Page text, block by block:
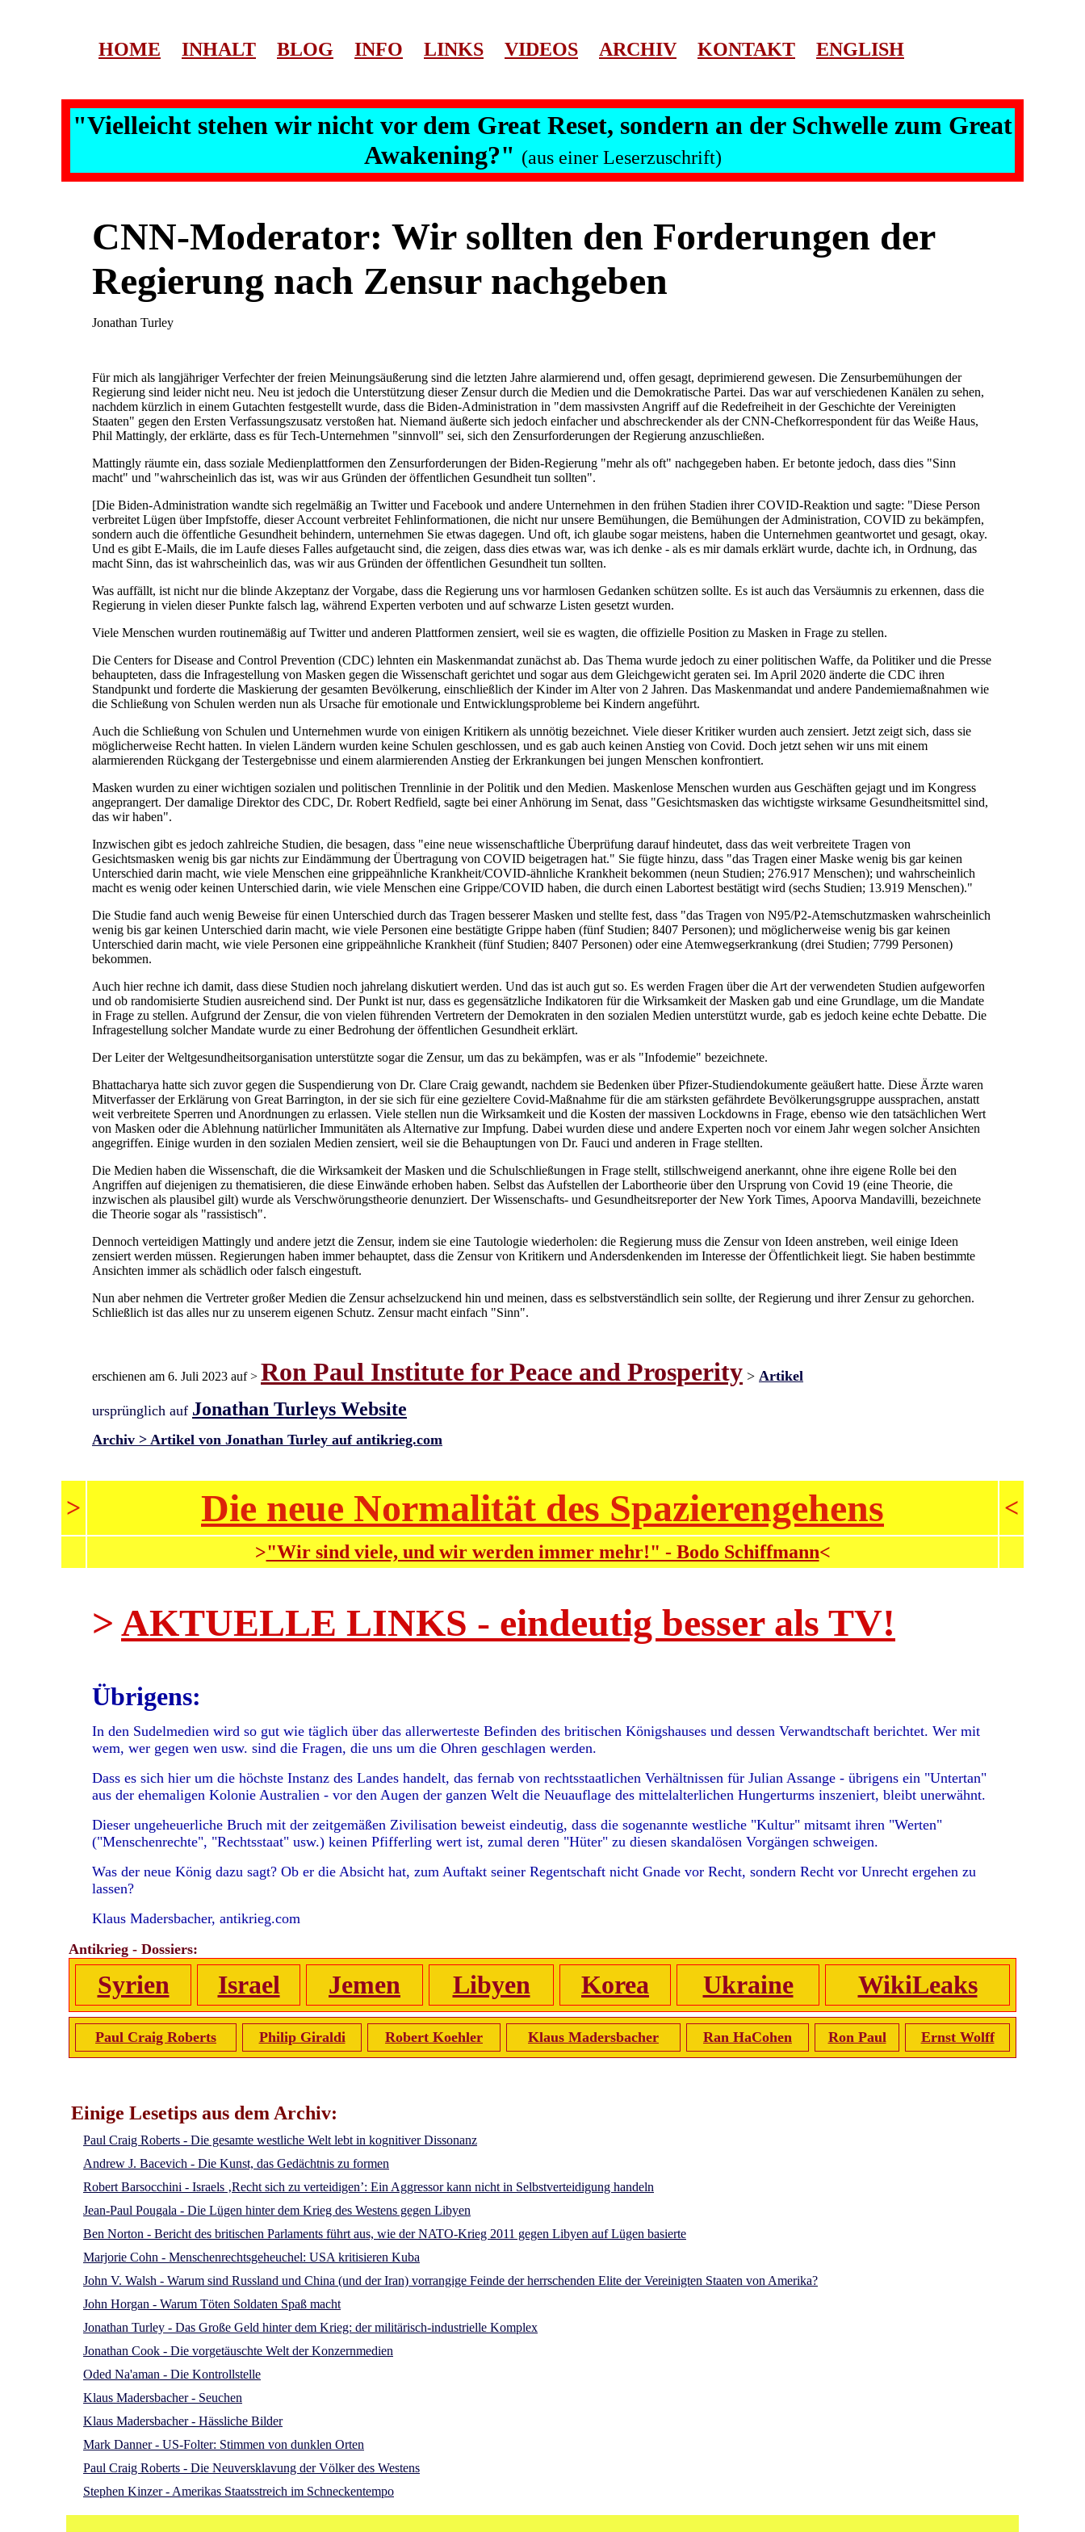
HOME INHALT BLOG INFO LINKS VIDEOS ARCHIV KONTAKT ENGLISH
"Vielleicht stehen wir nicht vor dem Great Reset, sondern an der Schwelle zum Great
Awakening?" (aus einer Leserzuschrift)
CNN-Moderator: Wir sollten den Forderungen der
Regierung nach Zensur nachgeben
Jonathan Turley
Für mich als langjähriger Verfechter der freien Meinungsäußerung sind die letzten Jahre alarmierend und, offen gesagt, deprimierend gewesen. Die Zensurbemühungen der
Regierung sind leider nicht neu. Neu ist jedoch die Unterstützung dieser Zensur durch die Medien und die Demokratische Partei. Das war auf verschiedenen Kanälen zu sehen,
nachdem kürzlich in einem Gutachten festgestellt wurde, dass die Biden-Administration in "dem massivsten Angriff auf die Redefreiheit in der Geschichte der Vereinigten
Staaten" gegen den Ersten Verfassungszusatz verstoßen hat. Niemand äußerte sich jedoch einfacher und abschreckender als der CNN-Chefkorrespondent für das Weiße Haus,
Phil Mattingly, der erklärte, dass es für Tech-Unternehmen "sinnvoll" sei, sich den Zensurforderungen der Regierung anzuschließen.
Mattingly räumte ein, dass soziale Medienplattformen den Zensurforderungen der Biden-Regierung "mehr als oft" nachgegeben haben. Er betonte jedoch, dass dies "Sinn
macht" und "wahrscheinlich das ist, was wir aus Gründen der öffentlichen Gesundheit tun sollten".
[Die Biden-Administration wandte sich regelmäßig an Twitter und Facebook und andere Unternehmen in den frühen Stadien ihrer COVID-Reaktion und sagte: "Diese Person
verbreitet Lügen über Impfstoffe, dieser Account verbreitet Fehlinformationen, die nicht nur unsere Bemühungen, die Bemühungen der Administration, COVID zu bekämpfen,
sondern auch die öffentliche Gesundheit behindern, unternehmen Sie etwas dagegen. Und oft, ich glaube sogar meistens, haben die Unternehmen geantwortet und gesagt, okay.
Und es gibt E-Mails, die im Laufe dieses Falles aufgetaucht sind, die zeigen, dass dies etwas war, was ich denke - als es mir damals erklärt wurde, dachte ich, in Ordnung, das
macht Sinn, das ist wahrscheinlich das, was wir aus Gründen der öffentlichen Gesundheit tun sollten.
Was auffällt, ist nicht nur die blinde Akzeptanz der Vorgabe, dass die Regierung uns vor harmlosen Gedanken schützen sollte. Es ist auch das Versäumnis zu erkennen, dass die
Regierung in vielen dieser Punkte falsch lag, während Experten verboten und auf schwarze Listen gesetzt wurden.
Viele Menschen wurden routinemäßig auf Twitter und anderen Plattformen zensiert, weil sie es wagten, die offizielle Position zu Masken in Frage zu stellen.
Die Centers for Disease and Control Prevention (CDC) lehnten ein Maskenmandat zunächst ab. Das Thema wurde jedoch zu einer politischen Waffe, da Politiker und die Presse
behaupteten, dass die Infragestellung von Masken gegen die Wissenschaft gerichtet und sogar aus dem Gleichgewicht geraten sei. Im April 2020 änderte die CDC ihren
Standpunkt und forderte die Maskierung der gesamten Bevölkerung, einschließlich der Kinder im Alter von 2 Jahren. Das Maskenmandat und andere Pandemiemaßnahmen wie
die Schließung von Schulen werden nun als Ursache für emotionale und Entwicklungsprobleme bei Kindern angeführt.
Auch die Schließung von Schulen und Unternehmen wurde von einigen Kritikern als unnötig bezeichnet. Viele dieser Kritiker wurden auch zensiert. Jetzt zeigt sich, dass sie
möglicherweise Recht hatten. In vielen Ländern wurden keine Schulen geschlossen, und es gab auch keinen Anstieg von Covid. Doch jetzt sehen wir uns mit einem
alarmierenden Rückgang der Testergebnisse und einem alarmierenden Anstieg der Erkrankungen bei jungen Menschen konfrontiert.
Masken wurden zu einer wichtigen sozialen und politischen Trennlinie in der Politik und den Medien. Maskenlose Menschen wurden aus Geschäften gejagt und im Kongress
angeprangert. Der damalige Direktor des CDC, Dr. Robert Redfield, sagte bei einer Anhörung im Senat, dass "Gesichtsmasken das wichtigste wirksame Gesundheitsmittel sind,
das wir haben".
Inzwischen gibt es jedoch zahlreiche Studien, die besagen, dass "eine neue wissenschaftliche Überprüfung darauf hindeutet, dass das weit verbreitete Tragen von
Gesichtsmasken wenig bis gar nichts zur Eindämmung der Übertragung von COVID beigetragen hat." Sie fügte hinzu, dass "das Tragen einer Maske wenig bis gar keinen
Unterschied darin macht, wie viele Menschen eine grippeähnliche Krankheit/COVID-ähnliche Krankheit bekommen (neun Studien; 276.917 Menschen); und wahrscheinlich
macht es wenig oder keinen Unterschied darin, wie viele Menschen eine Grippe/COVID haben, die durch einen Labortest bestätigt wird (sechs Studien; 13.919 Menschen)."
Die Studie fand auch wenig Beweise für einen Unterschied durch das Tragen besserer Masken und stellte fest, dass "das Tragen von N95/P2-Atemschutzmasken wahrscheinlich
wenig bis gar keinen Unterschied darin macht, wie viele Personen eine bestätigte Grippe haben (fünf Studien; 8407 Personen); und möglicherweise wenig bis gar keinen
Unterschied darin macht, wie viele Personen eine grippeähnliche Krankheit (fünf Studien; 8407 Personen) oder eine Atemwegserkrankung (drei Studien; 7799 Personen)
bekommen.
Auch hier rechne ich damit, dass diese Studien noch jahrelang diskutiert werden. Und das ist auch gut so. Es werden Fragen über die Art der verwendeten Studien aufgeworfen
und ob randomisierte Studien ausreichend sind. Der Punkt ist nur, dass es gegensätzliche Indikatoren für die Wirksamkeit der Masken gab und eine Grundlage, um die Mandate
in Frage zu stellen. Aufgrund der Zensur, die von vielen führenden Vertretern der Demokraten in den sozialen Medien unterstützt wurde, gab es jedoch keine echte Debatte. Die
Infragestellung solcher Mandate wurde zu einer Bedrohung der öffentlichen Gesundheit erklärt.
Der Leiter der Weltgesundheitsorganisation unterstützte sogar die Zensur, um das zu bekämpfen, was er als "Infodemie" bezeichnete.
Bhattacharya hatte sich zuvor gegen die Suspendierung von Dr. Clare Craig gewandt, nachdem sie Bedenken über Pfizer-Studiendokumente geäußert hatte. Diese Ärzte waren
Mitverfasser der Erklärung von Great Barrington, in der sie sich für eine gezieltere Covid-Maßnahme für die am stärksten gefährdete Bevölkerungsgruppe aussprachen, anstatt
weit verbreitete Sperren und Anordnungen zu erlassen. Viele stellen nun die Wirksamkeit und die Kosten der massiven Lockdowns in Frage, ebenso wie den tatsächlichen Wert
von Masken oder die Ablehnung natürlicher Immunitäten als Alternative zur Impfung. Dabei wurden diese und andere Experten noch vor einem Jahr wegen solcher Ansichten
angegriffen. Einige wurden in den sozialen Medien zensiert, weil sie die Behauptungen von Dr. Fauci und anderen in Frage stellten.
Die Medien haben die Wissenschaft, die die Wirksamkeit der Masken und die Schulschließungen in Frage stellt, stillschweigend anerkannt, ohne ihre eigene Rolle bei den
Angriffen auf diejenigen zu thematisieren, die diese Einwände erhoben haben. Selbst das Aufstellen der Labortheorie über den Ursprung von Covid 19 (eine Theorie, die
inzwischen als plausibel gilt) wurde als Verschwörungstheorie denunziert. Der Wissenschafts- und Gesundheitsreporter der New York Times, Apoorva Mandavilli, bezeichnete
die Theorie sogar als "rassistisch".
Dennoch verteidigen Mattingly und andere jetzt die Zensur, indem sie eine Tautologie wiederholen: die Regierung muss die Zensur von Ideen anstreben, weil einige Ideen
zensiert werden müssen. Regierungen haben immer behauptet, dass die Zensur von Kritikern und Andersdenkenden im Interesse der Öffentlichkeit liegt. Sie haben bestimmte
Ansichten immer als schädlich oder falsch eingestuft.
Nun aber nehmen die Vertreter großer Medien die Zensur achselzuckend hin und meinen, dass es selbstverständlich sein sollte, der Regierung und ihrer Zensur zu gehorchen.
Schließlich ist das alles nur zu unserem eigenen Schutz. Zensur macht einfach "Sinn".
erschienen am 6. Juli 2023 auf > Ron Paul Institute for Peace and Prosperity > Artikel
ursprünglich auf Jonathan Turleys Website
Archiv > Artikel von Jonathan Turley auf antikrieg.com
> Die neue Normalität des Spazierengehens <
>"Wir sind viele, und wir werden immer mehr!" - Bodo Schiffmann<
> AKTUELLE LINKS - eindeutig besser als TV!
Übrigens:
In den Sudelmedien wird so gut wie täglich über das allerwerteste Befinden des britischen Königshauses und dessen Verwandtschaft berichtet. Wer mit
wem, wer gegen wen usw. sind die Fragen, die uns um die Ohren geschlagen werden.
Dass es sich hier um die höchste Instanz des Landes handelt, das fernab von rechtsstaatlichen Verhältnissen für Julian Assange - übrigens ein "Untertan"
aus der ehemaligen Kolonie Australien - vor den Augen der ganzen Welt die Neuauflage des mittelalterlichen Hungerturms inszeniert, bleibt unerwähnt.
Dieser ungeheuerliche Bruch mit der zeitgemäßen Zivilisation beweist eindeutig, dass die sogenannte westliche "Kultur" mitsamt ihren "Werten"
("Menschenrechte", "Rechtsstaat" usw.) keinen Pfifferling wert ist, zumal deren "Hüter" zu diesen skandalösen Vorgängen schweigen.
Was der neue König dazu sagt? Ob er die Absicht hat, zum Auftakt seiner Regentschaft nicht Gnade vor Recht, sondern Recht vor Unrecht ergehen zu
lassen?
Klaus Madersbacher, antikrieg.com
Antikrieg - Dossiers:
Syrien Israel Jemen Libyen Korea Ukraine WikiLeaks
Paul Craig Roberts Philip Giraldi Robert Koehler Klaus Madersbacher Ran HaCohen Ron Paul Ernst Wolff
Einige Lesetips aus dem Archiv:
Paul Craig Roberts - Die gesamte westliche Welt lebt in kognitiver Dissonanz
Andrew J. Bacevich - Die Kunst, das Gedächtnis zu formen
Robert Barsocchini - Israels ‚Recht sich zu verteidigen’: Ein Aggressor kann nicht in Selbstverteidigung handeln
Jean-Paul Pougala - Die Lügen hinter dem Krieg des Westens gegen Libyen
Ben Norton - Bericht des britischen Parlaments führt aus, wie der NATO-Krieg 2011 gegen Libyen auf Lügen basierte
Marjorie Cohn - Menschenrechtsgeheuchel: USA kritisieren Kuba
John V. Walsh - Warum sind Russland und China (und der Iran) vorrangige Feinde der herrschenden Elite der Vereinigten Staaten von Amerika?
John Horgan - Warum Töten Soldaten Spaß macht
Jonathan Turley - Das Große Geld hinter dem Krieg: der militärisch-industrielle Komplex
Jonathan Cook - Die vorgetäuschte Welt der Konzernmedien
Oded Na'aman - Die Kontrollstelle
Klaus Madersbacher - Seuchen
Klaus Madersbacher - Hässliche Bilder
Mark Danner - US-Folter: Stimmen von dunklen Orten
Paul Craig Roberts - Die Neuversklavung der Völker des Westens
Stephen Kinzer - Amerikas Staatsstreich im Schneckentempo